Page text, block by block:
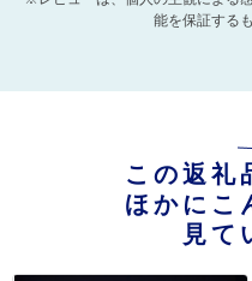
能を保証する
この返礼
ほかにこ
見て